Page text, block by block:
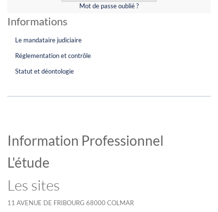
Mot de passe oublié ?
Informations
Le mandataire judiciaire
Réglementation et contrôle
Statut et déontologie
Information Professionnel
L'étude
Les sites
11 AVENUE DE FRIBOURG 68000 COLMAR